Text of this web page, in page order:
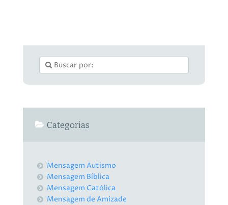
Categorias
Mensagem Autismo
Mensagem Bíblica
Mensagem Católica
Mensagem de Amizade